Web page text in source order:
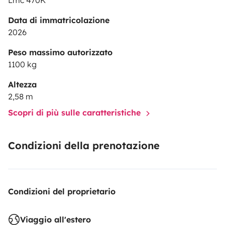
Data di immatricolazione
2026
Peso massimo autorizzato
1100 kg
Altezza
2,58 m
Scopri di più sulle caratteristiche
Condizioni della prenotazione
Condizioni del proprietario
Viaggio all'estero